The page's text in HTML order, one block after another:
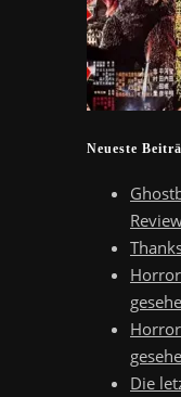
Neueste
Die